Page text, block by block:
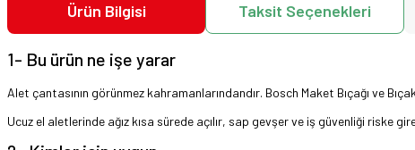
Ürün Bilgisi Taksit Seçenekleri
1- Bu ürün ne işe yarar
Alet çantasının görünmez kahramanlarındandır. Bosch Maket Bıçağı ve
Ucuz el aletlerinde ağız kısa sürede açılır, sap gevşer ve iş güvenliği riske